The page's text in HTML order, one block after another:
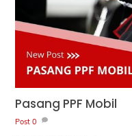
Pasang PPF Mobil
Post 0